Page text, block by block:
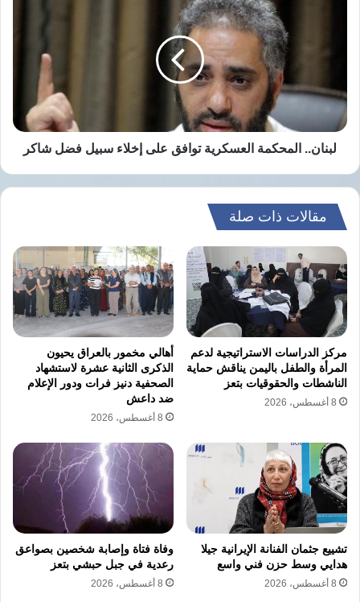
سبيل
فضل
شاكر
لبنان.. المحكمة العسكرية توافق على إخلاء سبيل فضل شاكر
مقالات ذات صلة
مركز الدراسات الاستراتيجية لدعم
المرأة والطفل باليمن يناقش حماية
الناشطات والحقوقيات بتعز
8 أغسطس، 2026
أهالي مخمور بالعراق يحيون
الذكرى الثانية عشرة لاستشهاد
الصحفية دنيز فرات ودور الإعلام
ضد داعش
8 أغسطس، 2026
تشييع جثمان الفنانة الإيرانية جيلا
هدايي وسط حزن فني واسع
8 أغسطس، 2026
وفاة فتاة وإصابة شخصين بصواعق
رعدية في جبل حبشي بتعز
8 أغسطس، 2026